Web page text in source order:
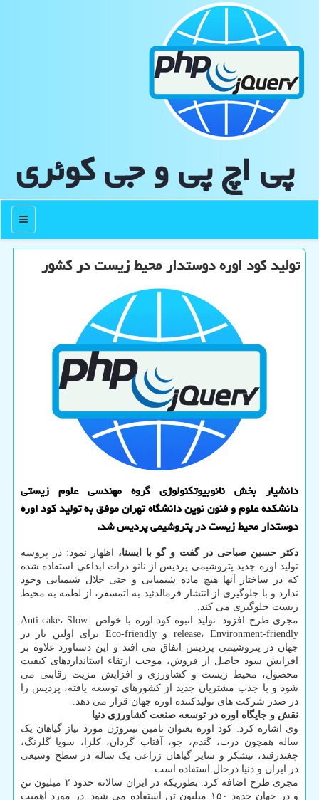
پی اچ پی و جی كوئری
منو
تولید کود اوره دوستدار محیط زیست در کشور
دانشیار بخش نانوبیوتکنولوژی گروه مهندسی علوم زیستی
دانشکده علوم و فنون نوین دانشگاه تهران موفق به تولید کود اوره
دوستدار محیط زیست در پتروشیمی پردیس شد.
دکتر حسین صباحی در گفت و گو با ایسنا، اظهار نمود: در پروسه
تولید اوره جدید پتروشیمی پردیس از نانو ذرات ابداعی استفاده شده
که در ساختار آنها هیچ ماده شیمیایی و حتی حلال شیمیایی وجود
ندارد و با جلوگیری از انتشار فرمالدئید به اتمسفر، از لطمه به محیط
زیست جلوگیری می کند.
مجری طرح افزود: تولید انبوه کود اوره با خواص Anti-cake، Slow-
release، Environment-friendly و Eco-friendly برای اولین بار در
جهان در پتروشیمی پردیس اتفاق می افتد و این دستاورد علاوه بر
افزایش سود حاصل از فروش، موجب ارتقاء استانداردهای کیفیت
محصول، محیط زیست و کشاورزی و افزایش مزیت رقابتی می
شود و با جذب مشتریان جدید از کشورهای توسعه یافته، پردیس را
در صدر شرکت های تولیدکننده اوره جهان قرار می دهد.
نقش و جایگاه اوره در توسعه صنعت کشاورزی دنیا
وی اشاره کرد: کود اوره بعنوان تامین نیتروژن مورد نیاز گیاهان یک
ساله همچون ذرت، گندم، جو، آفتاب گردان، کلزا، سویا گلرنگ،
چغندرقند، نیشکر و سایر گیاهان زراعی یک ساله در سطح وسیعی
در ایران و دنیا درحال استفاده است.
مجری طرح اضافه کرد: بطوریکه در ایران سالانه حدود ۲ میلیون تن
و در جهان حدود ۱۵۰ میلیون تن استفاده می شود. در مورد اهمیت